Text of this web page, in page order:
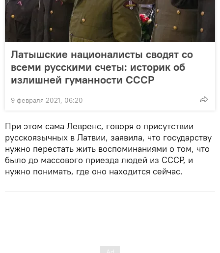
Латышские националисты сводят со
всеми русскими счеты: историк об
излишней гуманности СССР
9 февраля 2021, 06:20
При этом сама Левренс, говоря о присутствии
русскоязычных в Латвии, заявила, что государству
нужно перестать жить воспоминаниями о том, что
было до массового приезда людей из СССР, и
нужно понимать, где оно находится сейчас.